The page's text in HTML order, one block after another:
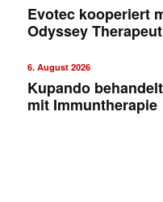
Evotec kooperiert
Odyssey
6. August 2026
Kupando
mit Immuntherapie